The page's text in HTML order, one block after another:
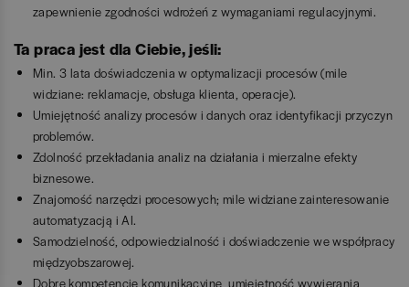
zapewnienie zgodności wdrożeń z wymaganiami regulacyjnymi.
Ta praca jest dla Ciebie, jeśli:
Min. 3 lata doświadczenia w optymalizacji procesów (mile
widziane: reklamacje, obsługa klienta, operacje).
Umiejętność analizy procesów i danych oraz identyfikacji przyczyn
problemów.
Zdolność przekładania analiz na działania i mierzalne efekty
biznesowe.
Znajomość narzędzi procesowych; mile widziane zainteresowanie
automatyzacją i AI.
Samodzielność, odpowiedzialność i doświadczenie we współpracy
międzyobszarowej.
Dobre kompetencje komunikacyjne, umiejętność wywierania